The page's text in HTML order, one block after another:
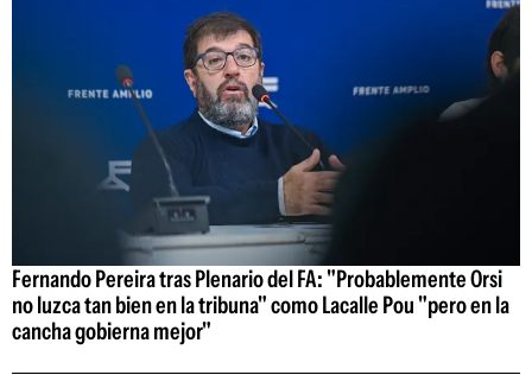
Fernando Pereira tras Plenario del FA: "Probablemente Orsi
no luzca tan bien en la tribuna" como Lacalle Pou "pero en la
cancha gobierna mejor"